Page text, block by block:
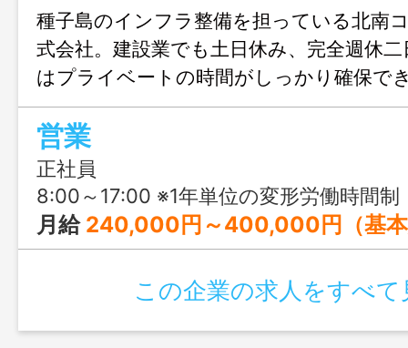
種子島のインフラ整備を担っている北南
式会社。建設業でも土日休み、完全週休
はプライベートの時間がしっかり確保で
力的！未経験、無資格でも、入社後に仕
格取得を目指せます！社宅もあるので、
歓迎です！
営業
正社員
8:00～17:00 ※1年単位の変形労働時間制
月給 240,000円～400,000円（基
この企業の求人をすべて